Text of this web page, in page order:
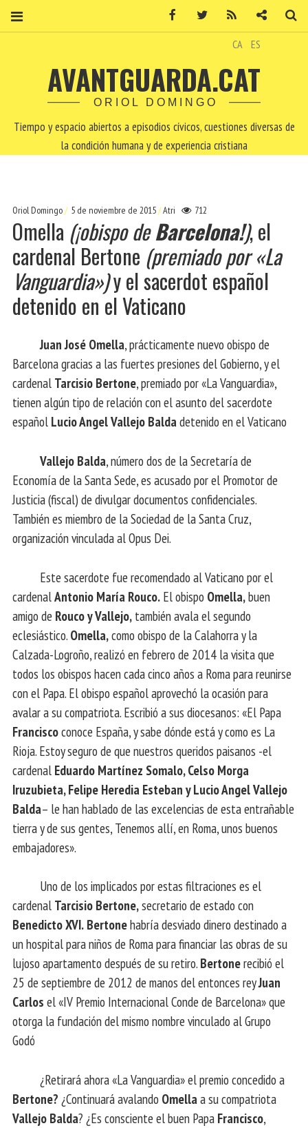
CA ES
AVANTGUARDA.CAT
ORIOL DOMINGO
Tiempo y espacio abiertos a episodios cívicos, cuestiones diversas de
la condición humana y de experiencia cristiana
Oriol Domingo 5 de noviembre de 2015 Atri 712
Omella (¡obispo deBarcelona!), el
cardenal Bertone (premiado por «La
Vanguardia»)y el sacerdot español
detenido en el Vaticano
Juan José Omella, prácticamente nuevo obispo de
Barcelona gracias a las fuertes presiones del Gobierno, y el
cardenal Tarcisio Bertone, premiado por «La Vanguardia»,
tienen algún tipo de relación con el asunto del sacerdote
español Lucio Angel Vallejo Balda detenido en el Vaticano
Vallejo Balda, número dos de la Secretaría de
Economía de la Santa Sede, es acusado por el Promotor de
Justicia (fiscal) de divulgar documentos confidenciales.
También es miembro de la Sociedad de la Santa Cruz,
organización vinculada al Opus Dei.
Este sacerdote fue recomendado al Vaticano por el
cardenalAntonio María Rouco. El obispo Omella,buen
amigo de Rouco y Vallejo, también avala el segundo
eclesiástico. Omella,como obispo de la Calahorra y la
Calzada-Logroño, realizó en febrero de 2014 la visita que
todos los obispos hacen cada cinco años a Roma para reunirse
con el Papa. El obispo español aprovechó la ocasión para
avalar a su compatriota. Escribió a sus diocesanos: «El Papa
Franciscoconoce España, y sabe dónde está y como es La
Rioja. Estoy seguro de que nuestros queridos paisanos -el
cardenal Eduardo Martínez Somalo, Celso Morga
Iruzubieta, Felipe Heredia Esteban y Lucio Angel Vallejo
Balda– le han hablado de las excelencias de esta entrañable
tierra y de sus gentes, Tenemos allí, en Roma, unos buenos
embajadores».
Uno de los implicados por estas filtraciones es el
cardenal Tarcisio Bertone,secretario de estado con
Benedicto XVI. Bertonehabría desviado dinero destinado a
un hospital para niños de Roma para financiar las obras de su
lujoso apartamento después de su retiro. Bertonerecibió el
25 de septiembre de 2012 de manos del entonces reyJuan
Carlos el «IV Premio Internacional Conde de Barcelona» que
otorga la fundación del mismo nombre vinculado al Grupo
Godó
¿Retirará ahora «La Vanguardia» el premio concedido a
Bertone? ¿Continuará avalando Omellaa su compatriota
Vallejo Balda? ¿Es consciente el buen Papa Francisco,
Facebook Twitter Contacto